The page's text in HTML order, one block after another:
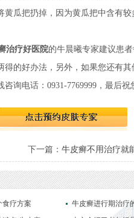
瓜把扔掉，因为黄瓜把中含有
治疗好医院的牛晨曦专家建议患
得的好办法，另外，如果您还有其
咨询电话：0931-7769999，最后祝
下一篇： 牛皮癣不用治疗就
食疗方案
牛皮癣进行期治疗